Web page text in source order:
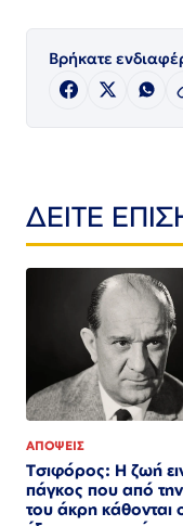
Βρήκατε
ΔΕΙΤΕ
ΑΠΟΨΕΙΣ
Τσιφόρος: Η ζωή
πάγκος που από την
του άκρη κάθονται